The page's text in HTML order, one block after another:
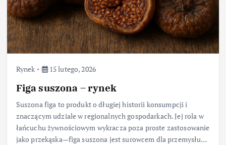
Rynek 15 lutego, 2026
Figa suszona – rynek
Suszona figa to produkt o długiej historii konsumpcji i
znaczącym udziale w regionalnych gospodarkach. Jej rola w
łańcuchu żywnościowym wykracza poza proste zastosowanie
jako przekąska—figa suszona jest surowcem dla przemysłu…